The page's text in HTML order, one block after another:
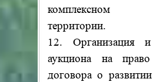
комплексном
территории.
12. Организация и
аукциона на право
договора о